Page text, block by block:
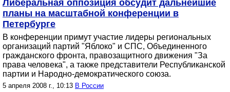
Либеральная оппозиция обсудит дальнейшие
планы на масштабной конференции в
Петербурге
В конференции примут участие лидеры региональных
организаций партий "Яблоко" и СПС, Объединенного
гражданского фронта, правозащитного движения "За
права человека", а также представители Республиканской
партии и Hародно-демократического союза.
5 апреля 2008 г., 10:13 В России